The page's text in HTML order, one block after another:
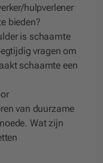
hulpverlener
bieden?
is schaamte
vragen om
schaamte een
van duurzame
Wat zijn